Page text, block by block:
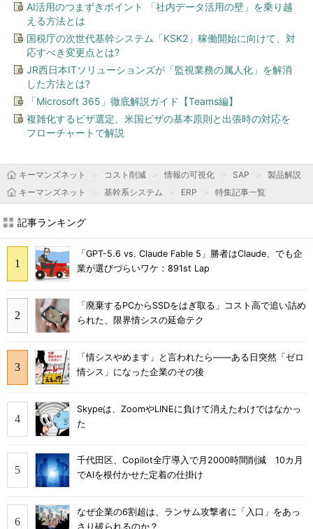
AI活用のつまずきポイント 「社内データ活用の壁」を乗り越
える方法とは
国税庁の次世代基幹システム「KSK2」稼働開始に向けて、対
応すべき変更点とは?
JR西日本ITソリューションズが「監視業務の属人化」を解消
した方法とは?
「Microsoft 365」徹底解説ガイド【Teams編】
複雑化するビザ選定、米国ビザの基本原則と出張時の対応を
フローチャートで解説
キーマンズネット コスト削減 情報の可視化 SAP
製品解説
キーマンズネット
基幹系システム ERP 特集記事一覧
記事ランキング
「GPT-5.6 vs. Claude Fable 5」勝者はClaude、でも企
業が選びづらいワケ：891st Lap
「廃棄するPCからSSDをはぎ取る」コスト高で追い詰め
られた、限界情シスの延命テク
「情シスやめます」と言われたら――ある日突然「ゼロ
情シス」になった企業のその後
Skypeは、ZoomやLINEに負けて消えたわけではなかっ
た
千代田区、Copilot全庁導入で月2000時間削減 10カ月
でAIを根付かせた定着の仕掛け
なぜ企業の6割超は、ランサム攻撃者に「入口」をあっ
さり破られるのか？